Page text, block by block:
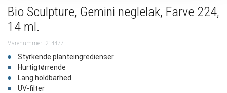
Bio Sculpture, Gemini neglelak, Farve 224,
14 ml.
Varenummer: 214477
Styrkende planteingredienser
Hurtigtørrende
Lang holdbarhed
UV-filter